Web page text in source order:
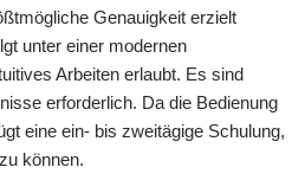
Genauigkeit erzielt
unter einer modernen
Arbeiten erlaubt. Es sind
erforderlich. Da die Bedienung
eine ein- bis zweitägige Schulung,
können.